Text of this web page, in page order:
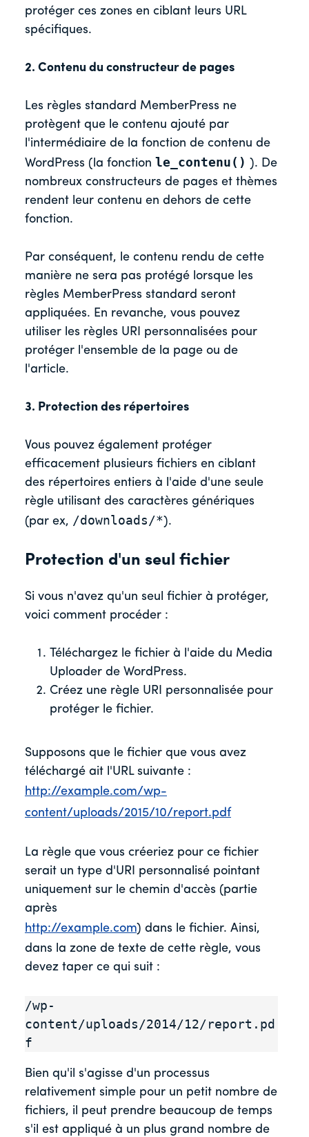
protéger ces zones en ciblant leurs URL
spécifiques.
2. Contenu du constructeur de pages
Les règles standard MemberPress ne
protègent que le contenu ajouté par
l'intermédiaire de la fonction de contenu de
WordPress (la fonction le_contenu() ). De
nombreux constructeurs de pages et thèmes
rendent leur contenu en dehors de cette
fonction.
Par conséquent, le contenu rendu de cette
manière ne sera pas protégé lorsque les
règles MemberPress standard seront
appliquées. En revanche, vous pouvez
utiliser les règles URI personnalisées pour
protéger l'ensemble de la page ou de
l'article.
3. Protection des répertoires
Vous pouvez également protéger
efficacement plusieurs fichiers en ciblant
des répertoires entiers à l'aide d'une seule
règle utilisant des caractères génériques
(par ex, /downloads/*).
Protection d'un seul fichier
Si vous n'avez qu'un seul fichier à protéger,
voici comment procéder :
Téléchargez le fichier à l'aide du Media
Uploader de WordPress.
Créez une règle URI personnalisée pour
protéger le fichier.
Supposons que le fichier que vous avez
téléchargé ait l'URL suivante :
http://example.com/wp-
content/uploads/2015/10/report.pdf
La règle que vous créeriez pour ce fichier
serait un type d'URI personnalisé pointant
uniquement sur le chemin d'accès (partie
après
http://example.com) dans le fichier. Ainsi,
dans la zone de texte de cette règle, vous
devez taper ce qui suit :
/wp-
content/uploads/2014/12/report.pd
f
Bien qu'il s'agisse d'un processus
relativement simple pour un petit nombre de
fichiers, il peut prendre beaucoup de temps
s'il est appliqué à un plus grand nombre de